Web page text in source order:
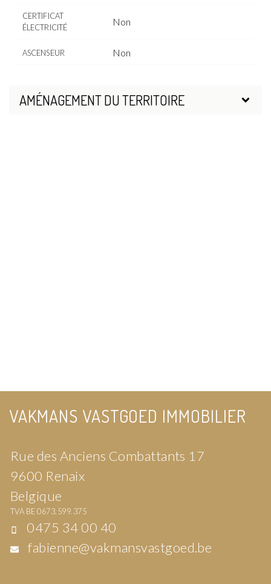
CERTIFICAT
ÉLECTRICITÉ
Non
ASCENSEUR Non
AMÉNAGEMENT DU TERRITOIRE
VAKMANS VASTGOED IMMOBILIER
Rue des Anciens Combattants 17
9600 Renaix
Belgique
TVA BE 0673.599.375
0475 34 00 40
fabienne@vakmansvastgoed.be